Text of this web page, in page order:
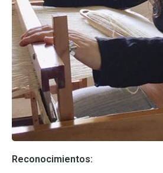
Reconocimientos: